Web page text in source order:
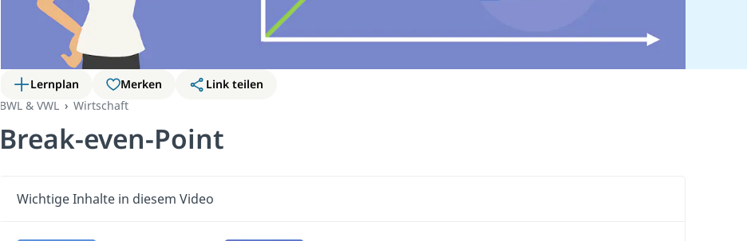
Lernplan Merken
Link teilen
BWL & VWL
Wirtschaft
Break-even-Point
Wichtige Inhalte in diesem Video